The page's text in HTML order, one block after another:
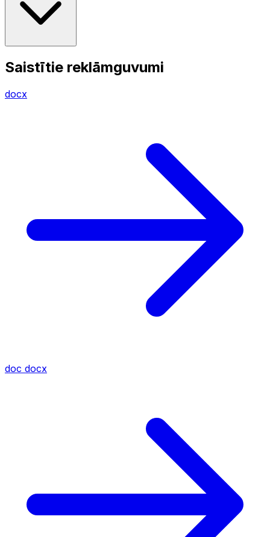
Saistītie reklāmguvumi
docx
doc docx